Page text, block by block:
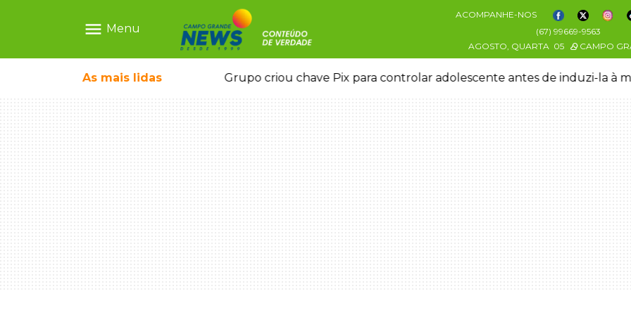
menu Menu
ACOMPANHE-NOS
(67) 99669-9563
AGOSTO, QUARTA 05 CAMPO
As mais lidas
deixou 4 mortos e 8 feridos Grupo criou chave Pix para controlar adolescente antes de induzi-la à